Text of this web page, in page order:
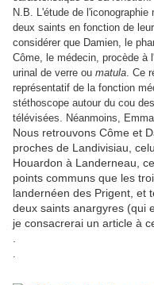
N.B. L'étude de
deux saints en fonction de
considérer que Damien, le
Côme, le médecin, procède à
urinal de verre ou matula. Ce
représentatif de la fonction
stéthoscope autour du cou
télévisées. Néanmoins,
Nous retrouvons Côme et
proches de Landivisiau,
Houardon à Landerneau,
points communs que les
landernéen des Prigent, et
deux saints anargyres (qui
je consacrerai un article à
.